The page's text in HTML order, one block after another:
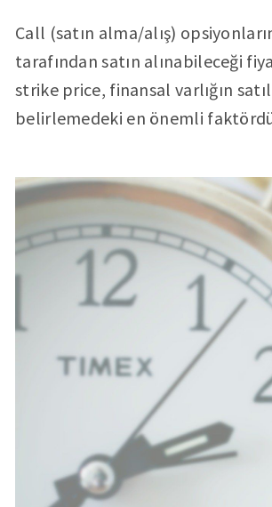
Call (satın alma/alış)
tarafından satın alınabileceği
strike price, finansal varlığın
belirlemedeki en önemli